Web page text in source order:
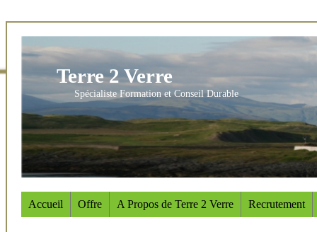
Terre 2 Verre
Spécialiste Formation et Conseil Durable
Accueil Offre A Propos de Terre 2 Verre Recrutement